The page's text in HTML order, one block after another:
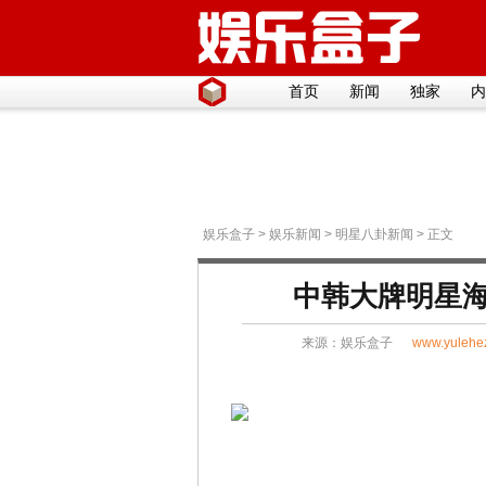
首页 新闻 独家
娱乐盒子 > 娱乐新闻 > 明星八卦新闻 > 正文
中韩大牌明星
来源： 娱乐盒子